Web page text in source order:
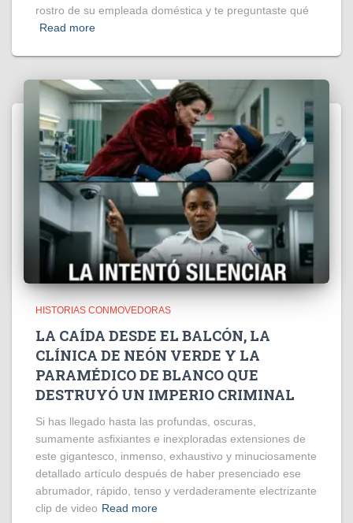
rostro de su empleada doméstica y te preguntaste qué
Read more
HISTORIAS CONMOVEDORAS
LA CAÍDA DESDE EL BALCÓN, LA
CLÍNICA DE NEÓN VERDE Y LA
PARAMÉDICO DE BLANCO QUE
DESTRUYÓ UN IMPERIO CRIMINAL
Si has llegado hasta las profundas, oscuras,
sumamente asfixiantes e inexploradas extensiones de
este gigantesco, inmenso, exhaustivo y minuciosamente
detallado artículo después de haber presenciado ese
abrumador, rápido, tenso y verdaderamente electrizante
clip de video Read more